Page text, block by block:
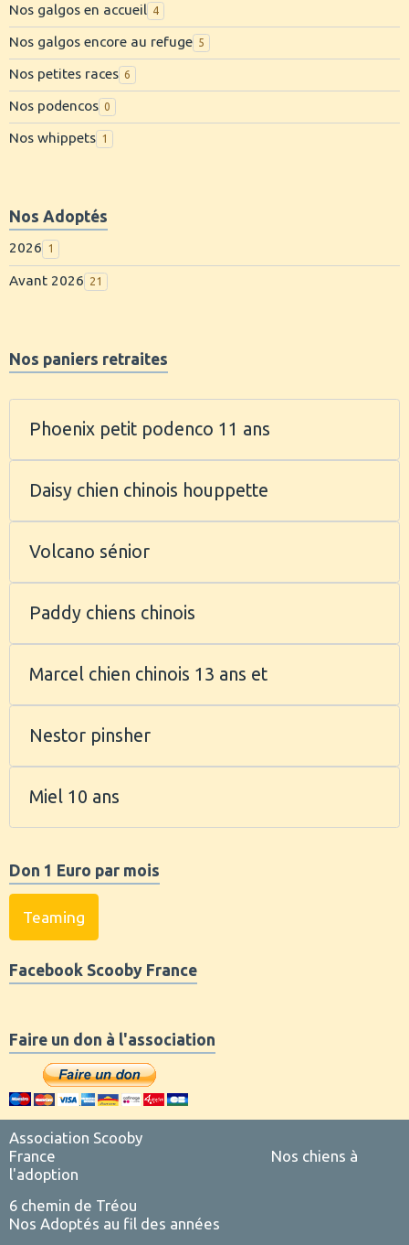
Nos galgos en accueil 4
Nos galgos encore au refuge 5
Nos petites races 6
Nos podencos 0
Nos whippets 1
Nos Adoptés
2026 1
Avant 2026 21
Nos paniers retraites
Phoenix petit podenco 11 ans
Daisy chien chinois houppette
Volcano sénior
Paddy chiens chinois
Marcel chien chinois 13 ans et
Nestor pinsher
Miel 10 ans
Don 1 Euro par mois
Teaming
Facebook Scooby France
Faire un don à l'association
Association Scooby
France Nos chiens à
l'adoption
6 chemin de Tréou
Nos Adoptés au fil des années